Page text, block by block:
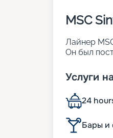
MSC
Лайнер
Он был
световые
кают (из
• ширина –
• общее
Услуги
24
Бары и